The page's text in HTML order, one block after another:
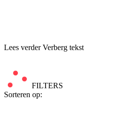
Lees verderVerberg tekst
FILTERS
Sorteren op: